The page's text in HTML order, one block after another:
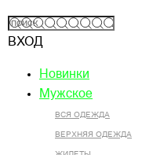
ВХОД
Новинки
Мужское
ВСЯ ОДЕЖДА
ВЕРХНЯЯ ОДЕЖДА